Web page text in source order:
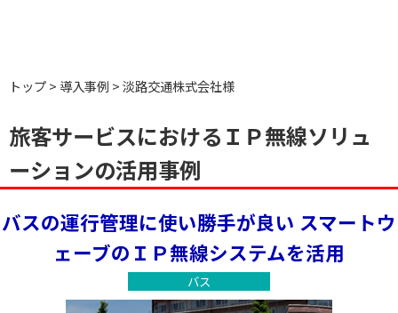
トップ 導入事例 淡路交通株式会社様
旅客サービスにおけるＩＰ無線ソリュ
ーションの活用事例
バスの運行管理に使い勝手が良い スマートウ
ェーブのＩＰ無線システムを活用
バス